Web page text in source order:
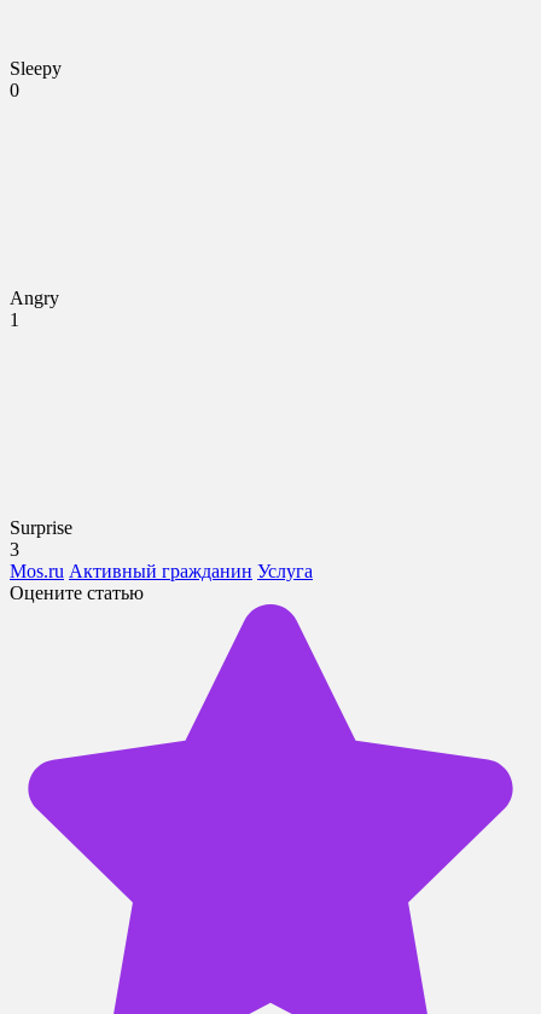
Sleepy
0
Angry
1
Surprise
3
Mos.ru Активный гражданин Услуга
Оцените статью